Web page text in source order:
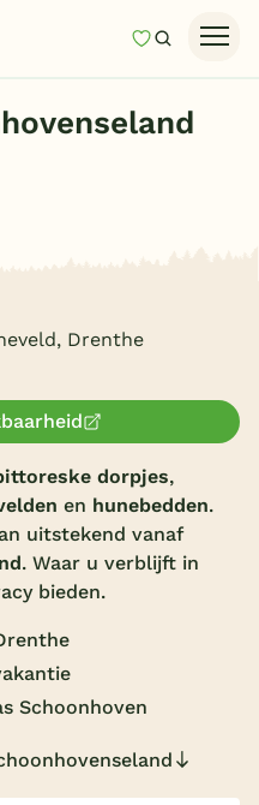
MijnZoeken
zwembad
zwembad
faciliteiten
Drenthe
dorpjes,
en hunebedden.
uitstekend vanaf
. Waar u verblijft in
bieden.
Schoonhoven